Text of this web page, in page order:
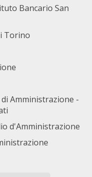
Bancario San
Torino
Amministrazione -
d'Amministrazione